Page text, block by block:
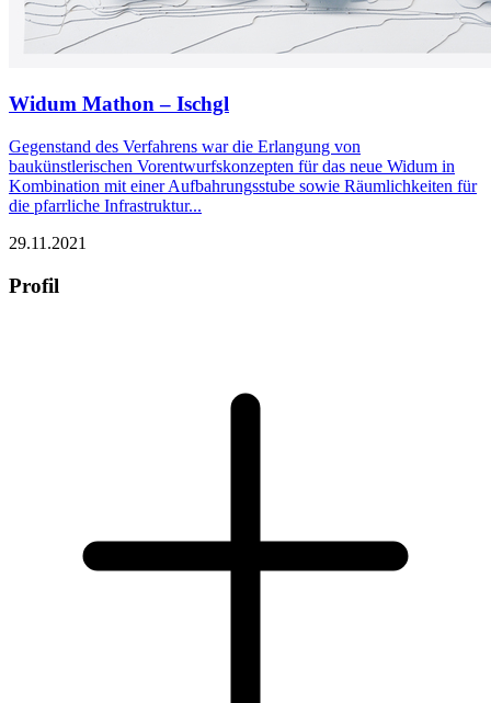
Widum Mathon – Ischgl
Gegenstand des Verfahrens war die Erlangung von
baukünstlerischen Vorentwurfskonzepten für das neue Widum in
Kombination mit einer Aufbahrungsstube sowie Räumlichkeiten für
die pfarrliche Infrastruktur...
29.11.2021
Profil